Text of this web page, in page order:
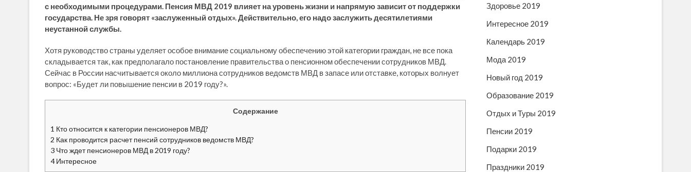
с необходимыми процедурами. Пенсия МВД 2019 влияет на уровень жизни и напрямую зависит от поддержки
государства. Не зря говорят «заслуженный отдых». Действительно, его надо заслужить десятилетиями
неустанной службы.
Хотя руководство страны уделяет особое внимание социальному обеспечению этой категории граждан, не все пока
складывается так, как предполагало постановление правительства о пенсионном обеспечении сотрудников МВД.
Сейчас в России насчитывается около миллиона сотрудников ведомств МВД в запасе или отставке, которых волнует
вопрос: «Будет ли повышение пенсии в 2019 году?».
Содержание
1 Кто относится к категории пенсионеров МВД?
2 Как проводится расчет пенсий сотрудников ведомств МВД?
3 Что ждет пенсионеров МВД в 2019 году?
4Интересное
Здоровье 2019
Интересное 2019
Календарь 2019
Мода 2019
Новый год 2019
Образование 2019
Отдых и Туры 2019
Пенсии 2019
Подарки 2019
Праздники 2019